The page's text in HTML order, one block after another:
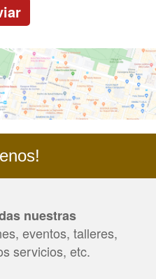
nuestras
eventos, talleres,
servicios, etc.